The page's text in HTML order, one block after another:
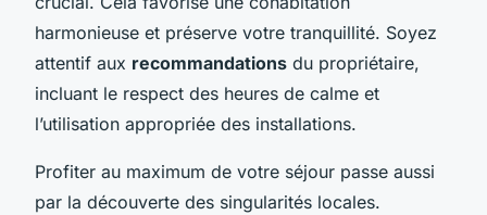
harmonieuse et préserve votre tranquillité. Soyez
attentif aux recommandations du propriétaire,
incluant le respect des heures de calme et
l’utilisation appropriée des installations.
Profiter au maximum de votre séjour passe aussi
par la découverte des singularités locales.